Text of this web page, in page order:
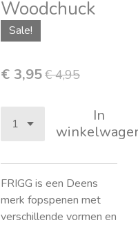
Woodchuck
Sale!
€ 3,95€ 4,95
In
FRIGG is een Deens
merk fopspenen met
verschillende vormen en